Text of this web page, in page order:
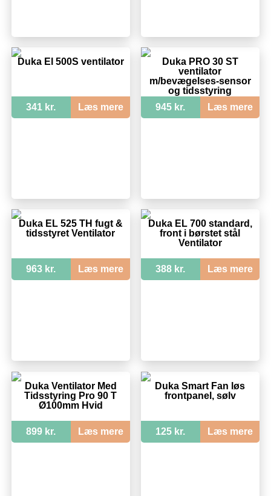
Duka El 500S ventilator
341 kr. Læs mere
Duka PRO 30 ST
ventilator
m/bevægelses-sensor
og tidsstyring
945 kr.
Læs mere
Duka EL 525 TH fugt &
tidsstyret Ventilator
963 kr. Læs mere
Duka EL 700 standard,
front i børstet stål
Ventilator
388 kr. Læs mere
Duka Ventilator Med
Tidsstyring Pro 90 T
Ø100mm Hvid
899 kr. Læs mere
Duka Smart Fan løs
frontpanel, sølv
125 kr. Læs mere